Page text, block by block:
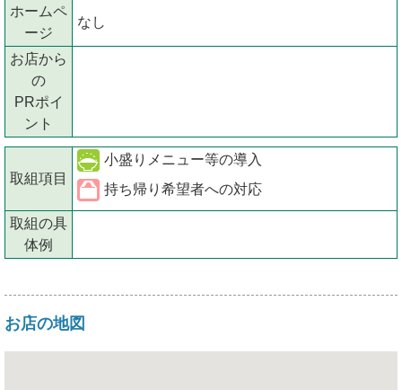
ホームペ
ージ
なし
お店から
の
PRポイ
ント
取組項目
小盛りメニュー等の導入
持ち帰り希望者への対応
取組の具
体例
お店の地図